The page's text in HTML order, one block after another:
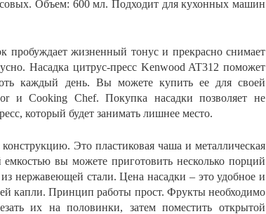
Объем: 600 мл. Подходит для кухонных машин
пробуждает жизненный тонус и прекрасно снимает
Насадка цитрус-пресс Kenwood AT312 поможет
каждый день. Вы можете купить ее для своей
и Cooking Chef. Покупка насадки позволяет не
который будет занимать лишнее место.
Это пластиковая чаша и металлическая
вы можете приготовить несколько порций
нержавеющей стали. Цена насадки – это удобное и
капли. Принцип работы прост. Фрукты необходимо
их на половинки, затем поместить открытой